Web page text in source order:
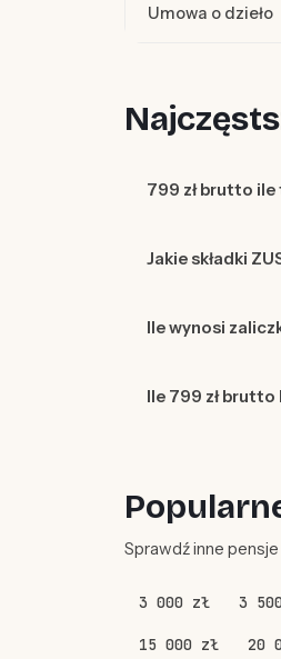
Umowa o dzieło
799 zł brutto
Jakie składki
Ile wynosi
Ile 799 zł
Sprawdź inne
3 000 zł 3
15 000 zł 20